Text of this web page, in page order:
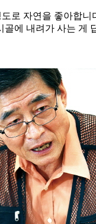
로 자연을 좋아합
에 내려가 사는 게